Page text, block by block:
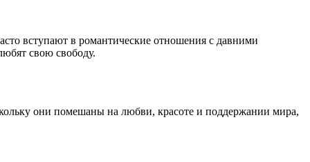
вступают в романтические отношения с давними
свою свободу.
они помешаны на любви, красоте и поддержании мира,